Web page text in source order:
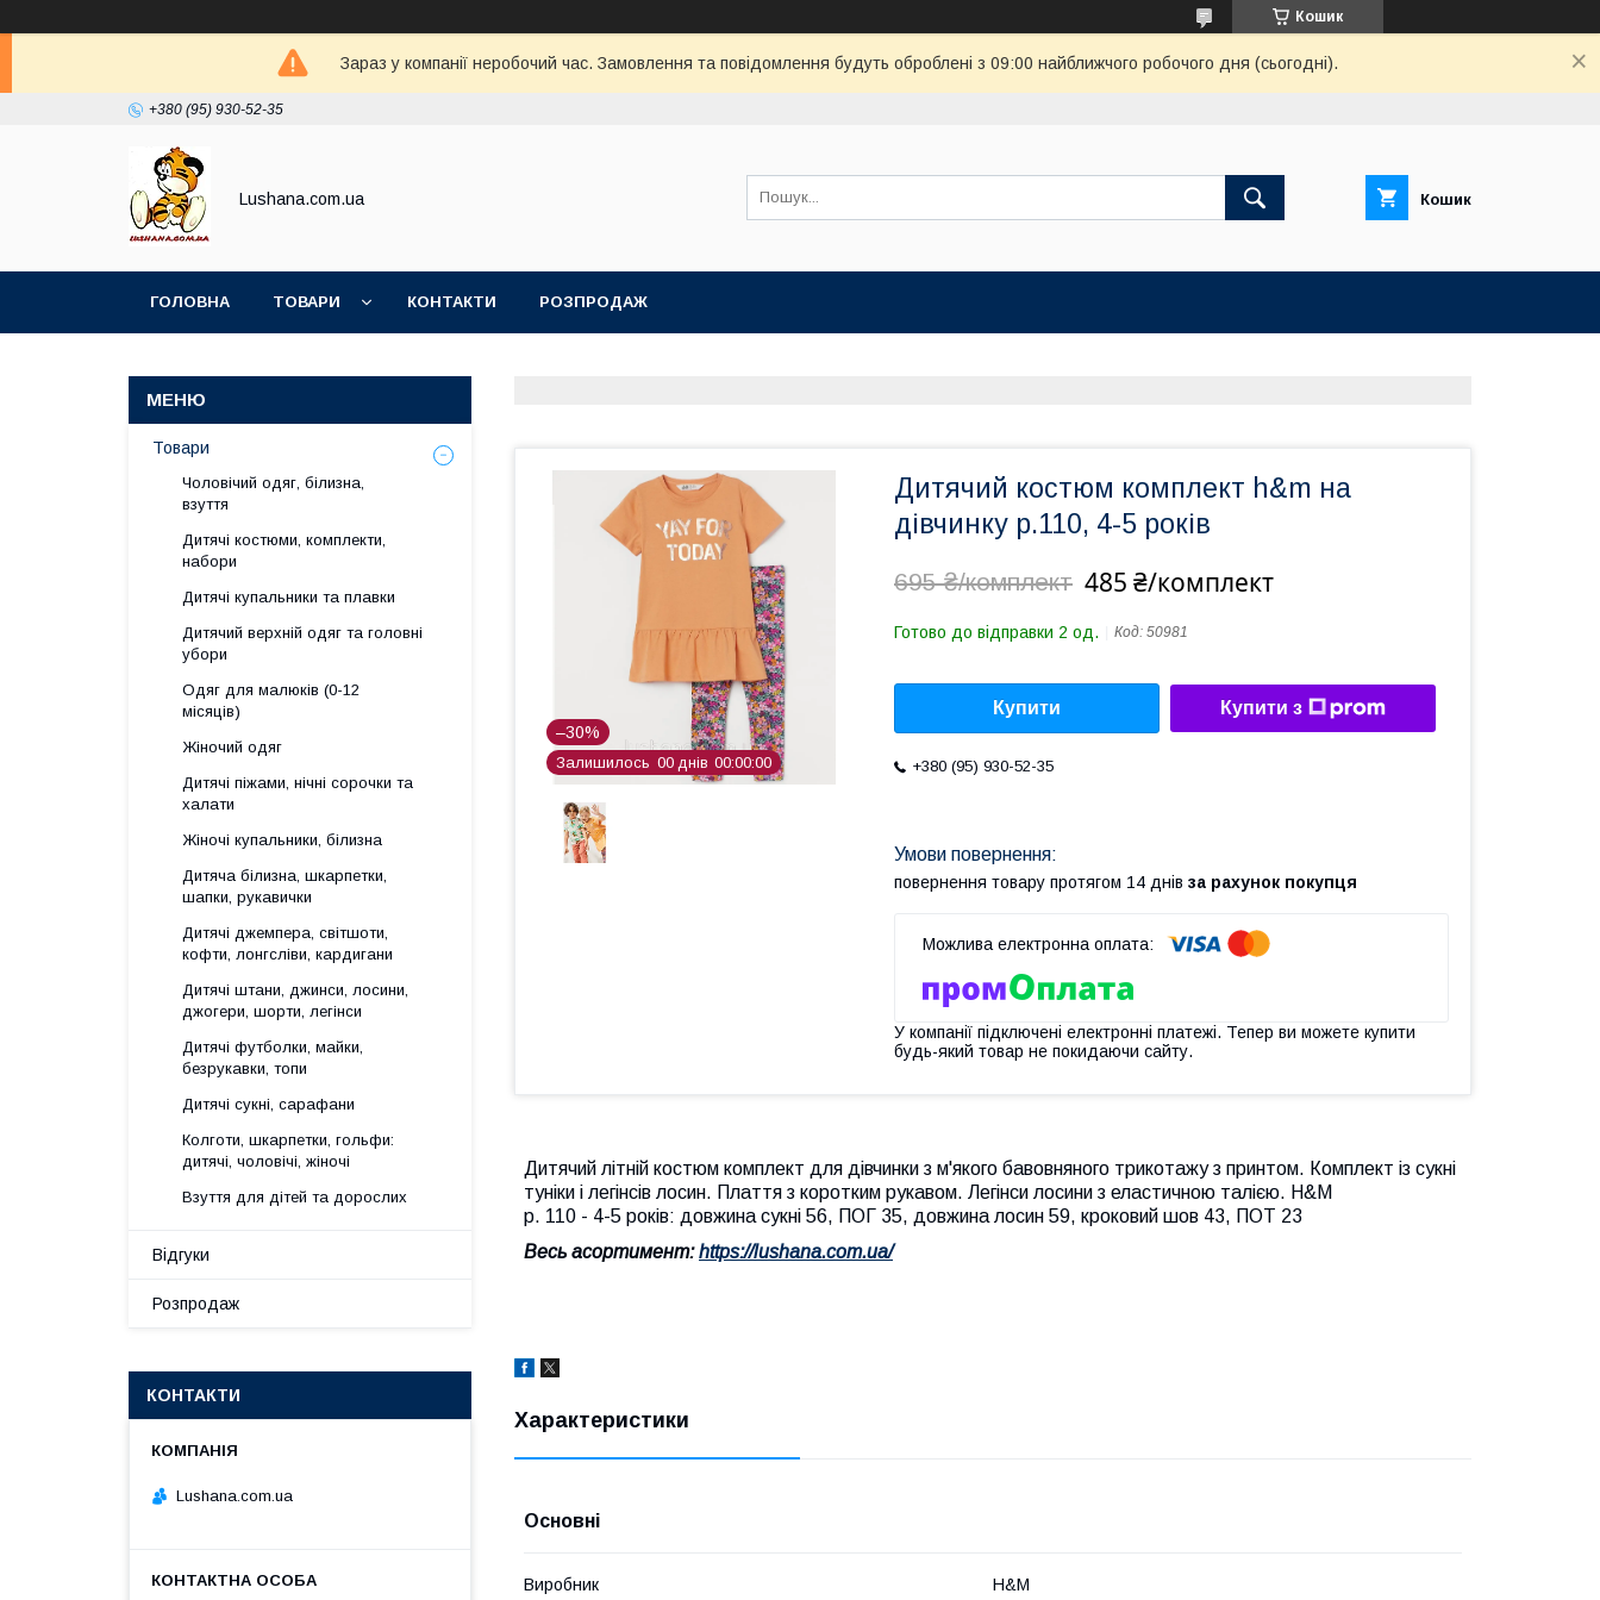
Кошик
Зараз у компанії неробочий час. Замовлення та повідомлення будуть оброблені з 09:00 найближчого робочого дня (сьогодні).
+380 (95) 930-52-35
Lushana.com.ua Кошик
ГОЛОВНА ТОВАРИ КОНТАКТИ РОЗПРОДАЖ
–30%
Залишилось 00 днів 00 00 00
Дитячий костюм комплект h&m на
дівчинку р.110, 4-5 років
695 ₴/комплект 485 ₴/комплект
Готово до відправки 2 од. Код: 50981
Купити Купити з
+380 (95) 930-52-35
повернення товару протягом 14 днів за рахунок покупця
У компанії підключені електронні платежі. Тепер ви можете купити
будь-який товар не покидаючи сайту.
Дитячий літній костюм комплект для дівчинки з м'якого бавовняного трикотажу з принтом. Комплект із сукні
туніки і легінсів лосин. Плаття з коротким рукавом. Легінси лосини з еластичною талією. H&M
р. 110 - 4-5 років: довжина сукні 56, ПОГ 35, довжина лосин 59, кроковий шов 43, ПОТ 23
Весь асортимент:https://lushana.com.ua/
Характеристики
Основні
Виробник H&M
Товари
Чоловічий одяг, білизна,
взуття
Дитячі костюми, комплекти,
набори
Дитячі купальники та плавки
Дитячий верхній одяг та головні
убори
Одяг для малюків (0-12
місяців)
Жіночий одяг
Дитячі піжами, нічні сорочки та
халати
Жіночі купальники, білизна
Дитяча білизна, шкарпетки,
шапки, рукавички
Дитячі джемпера, світшоти,
кофти, лонгсліви, кардигани
Дитячі штани, джинси, лосини,
джогери, шорти, легінси
Дитячі футболки, майки,
безрукавки, топи
Дитячі сукні, сарафани
Колготи, шкарпетки, гольфи:
дитячі, чоловічі, жіночі
Взуття для дітей та дорослих
Відгуки
Розпродаж
КОНТАКТИ
Lushana.com.ua